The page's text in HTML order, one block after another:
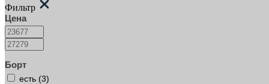
Фильтр
Цена
Борт
есть (3)